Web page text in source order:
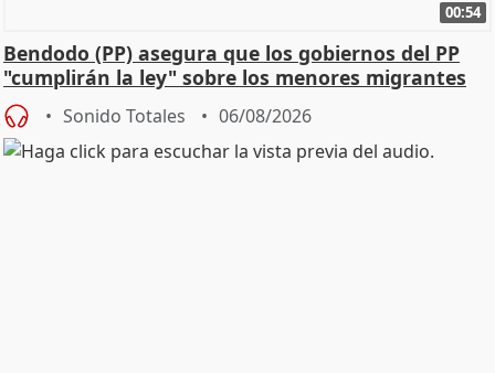
00:54
Bendodo (PP) asegura que los gobiernos del PP
"cumplirán la ley" sobre los menores migrantes
Sonido Totales 06/08/2026